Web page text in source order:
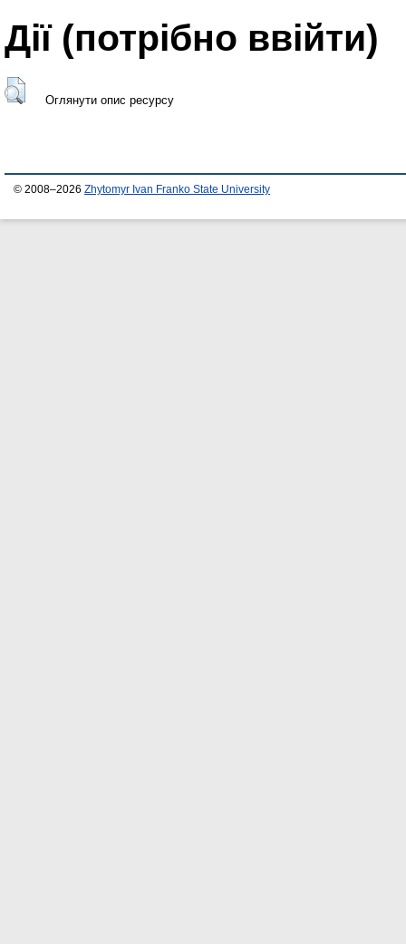
Дії ​​(потрібно ввійти)
Оглянути опис ресурсу
© 2008–2026 Zhytomyr Ivan Franko State University